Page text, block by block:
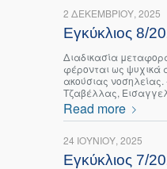
2 ΔΕΚΕΜΒΡΊΟΥ, 2025
Εγκύκλιος 8/
Διαδικασία
φέρονται ως ψυχικά
ακούσιας νοσηλείας.
Τζαβέλλας,
Read more
24 ΙΟΥΝΊΟΥ, 2025
Εγκύκλιος 7/